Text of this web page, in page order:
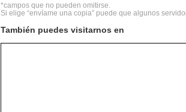
*campos que no pueden omitirse.
Si elige “envíame una copia” puede que algunos
También puedes visitarnos en